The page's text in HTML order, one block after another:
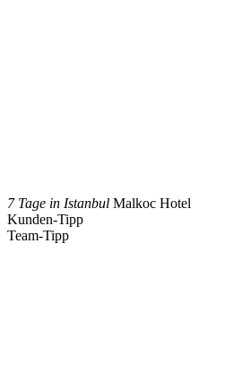
7 Tage in Istanbul Malkoc Hotel
Kunden-Tipp
Team-Tipp